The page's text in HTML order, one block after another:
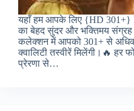
यहाँ हम आपके लिए {HD 301+}
का बेहद सुंदर और भक्तिमय
कलेक्शन में आपको 301+ से अधिक
क्वालिटी तस्वीरें मिलेंगी।🔥 हर
प्रेरणा से…